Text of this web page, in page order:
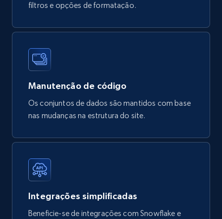
747+ 39+
Google Play Store reviews
URL, Review id, Reviewer name, Review date,
Review rating, Review, Found helpful, App url, and
more.
eCommerce
Mouser - Products
Product url, Category url, Mouser part num, Mfr
filtros e opções de formatação.
Manutenção de código
Os conjuntos de dados são mantidos com base
nas mudanças na estrutura do site.
Integrações simplificadas
Beneficie-se de integrações com Snowflake e